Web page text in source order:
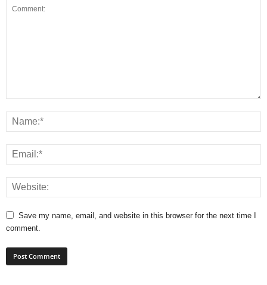
Save my name, email, and website in this browser for the next time I
comment.